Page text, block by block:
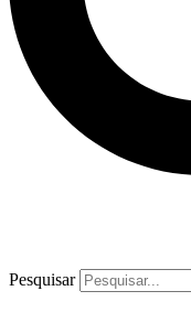
Pesquisar